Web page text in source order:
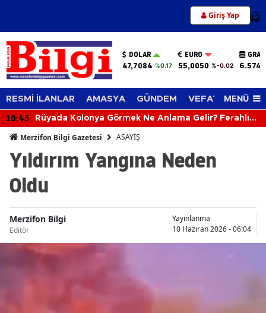
Giriş Yap 12
DOLAR
47,7084 %0.17
EURO
55,0050 %-0.02
RESMİ İLANLAR AMASYA GÜNDEM VEFAT EDENLER
MENÜ
10:45
Rüyada Kolonya Görmek Ne Anlama Gelir? Ferahlık
Merzifon Bilgi Gazetesi ASAYİŞ
Yıldırım Yangına Neden
Oldu
Merzifon Bilgi
Editör
Yayınlanma
10 Haziran 2026 - 06:04